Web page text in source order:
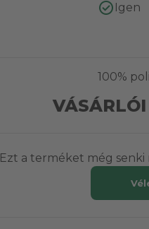
Igen
100%
Ezt a terméket még